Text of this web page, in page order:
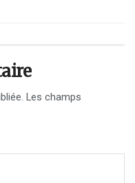
Les champs